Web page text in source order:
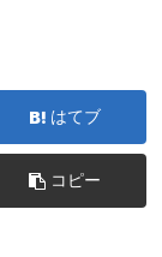
はてブ
コピー